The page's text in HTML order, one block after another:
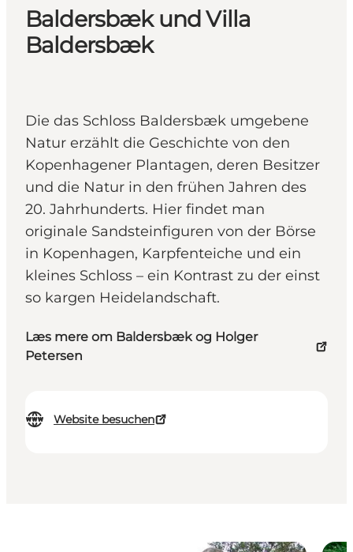
Baldersbæk und Villa
Baldersbæk
Die das Schloss Baldersbæk umgebene
Natur erzählt die Geschichte von den
Kopenhagener Plantagen, deren Besitzer
und die Natur in den frühen Jahren des
20. Jahrhunderts. Hier findet man
originale Sandsteinfiguren von der Börse
in Kopenhagen, Karpfenteiche und ein
kleines Schloss – ein Kontrast zu der einst
so kargen Heidelandschaft.
Læs mere om Baldersbæk og Holger
Petersen
Website besuchen